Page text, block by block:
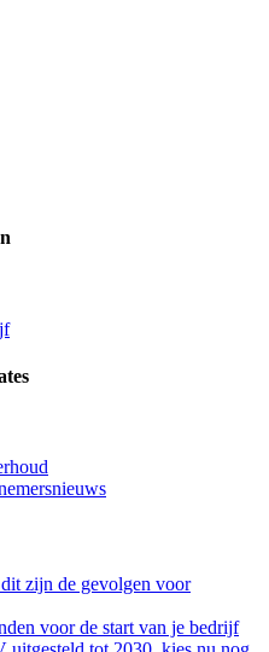
zijn de gevolgen voor
voor de start van je bedrijf